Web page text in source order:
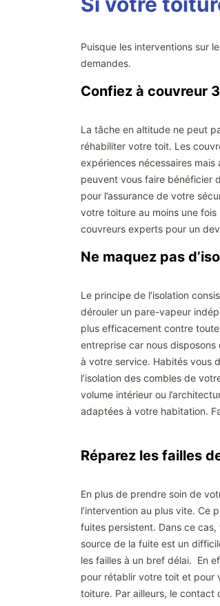
Puisque les interventions sur
demandes.
Confiez à couvreur
La tâche en altitude ne peut
réhabiliter votre toit. Les
expériences nécessaires
peuvent vous faire bénéficier
pour l’assurance de votre
votre toiture au moins une
couvreurs experts pour un
Ne maquez pas
Le principe de l’isolation
dérouler un pare-vapeur
plus efficacement contre
entreprise car nous
à votre service. Habités vous
l’isolation des combles de
volume intérieur ou
adaptées à votre habitation.
Réparez les failles
En plus de prendre soin de
l’intervention au plus vite. Ce
fuites persistent. Dans ce
source de la fuite est un
les failles à un bref délai. En
pour rétablir votre toit et pour
toiture. Par ailleurs, le contact